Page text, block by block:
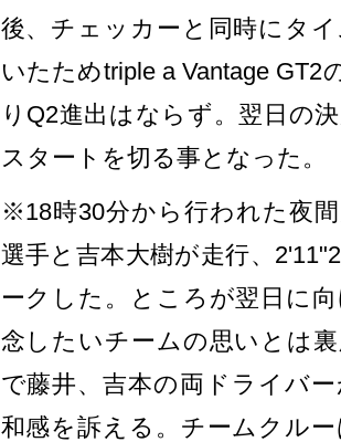
後、チェッカーと同時にタ
いたためtriple a Vantage GT2
りQ2進出はならず。翌日の
スタートを切る事となった。
※18時30分から行われた夜
選手と吉本大樹が走行、
ークした。ところが翌日に
念したいチームの思いとは
で藤井、吉本の両ドライバ
和感を訴える。チームクル